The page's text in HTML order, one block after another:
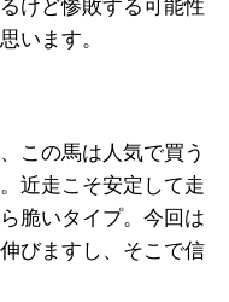
けど惨敗する可能性
います。
この馬は人気で買う
近走こそ安定して走
脆いタイプ。今回は
びますし、そこで信